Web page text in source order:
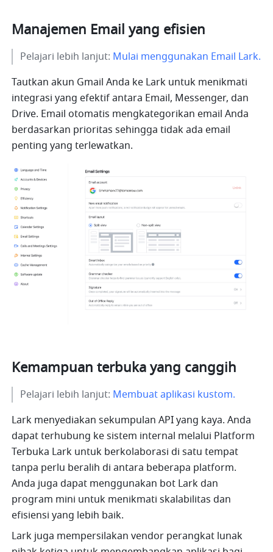
Manajemen Email yang efisien
Pelajari lebih lanjut: Mulai menggunakan Email Lark.
Tautkan akun Gmail Anda ke Lark untuk menikmati
integrasi yang efektif antara Email, Messenger, dan
Drive. Email otomatis mengkategorikan email Anda
berdasarkan prioritas sehingga tidak ada email
penting yang terlewatkan.
Kemampuan terbuka yang canggih
Pelajari lebih lanjut: Membuat aplikasi kustom.
Lark menyediakan sekumpulan API yang kaya. Anda
dapat terhubung ke sistem internal melalui Platform
Terbuka Lark untuk berkolaborasi di satu tempat
tanpa perlu beralih di antara beberapa platform.
Anda juga dapat menggunakan bot Lark dan
program mini untuk menikmati skalabilitas dan
efisiensi yang lebih baik.
Lark juga mempersilakan vendor perangkat lunak